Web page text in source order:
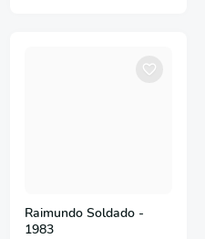
Raimundo Soldado -
1983